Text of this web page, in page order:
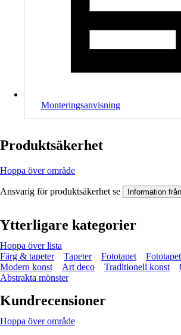
Monteringsanvisning
Produktsäkerhet
Hoppa över område
Ansvarig för produktsäkerhet se Information
Ytterligare kategorier
Hoppa över lista
Färg & tapeter
Tapeter Fototapet
Modern konst
Art deco Traditionell konst
Abstrakta mönster
Kundrecensioner
Hoppa över område